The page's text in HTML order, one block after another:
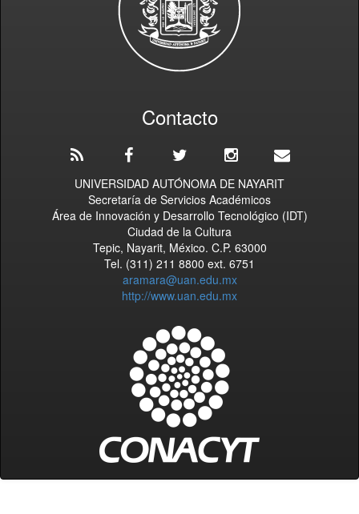
Contacto
UNIVERSIDAD AUTÓNOMA DE NAYARIT
Secretaría de Servicios Académicos
Área de Innovación y Desarrollo Tecnológico (IDT)
Ciudad de la Cultura
Tepic, Nayarit, México. C.P. 63000
Tel. (311) 211 8800 ext. 6751
aramara@uan.edu.mx
http://www.uan.edu.mx